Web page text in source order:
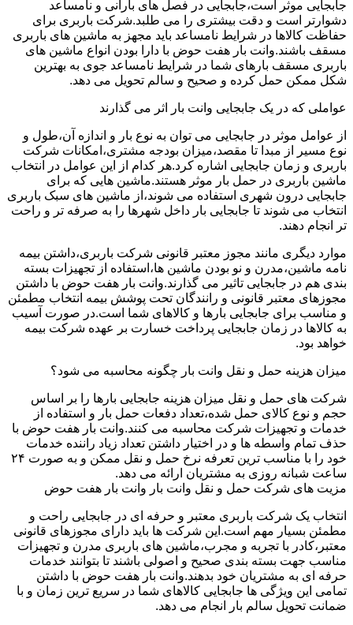
جابجایی موثر است،جابجایی در فصل های بارانی و نامساعد
دشوارتر است و دقت بیشتری را می طلبد.شرکت باربری برای
حفاظت کالاها در شرایط نامساعد باید مجهز به ماشین های باربری
مسقف باشند.وانت بار هفت حوض با دارا بودن انواع ماشین های
باربری مسقف بارهای شما در شرایط نامساعد جوی به بهترین
شکل ممکن حمل کرده و صحیح و سالم تحویل می دهد.
عواملی که در یک جابجایی وانت بار اثر می گذارند
از عوامل موثر در جابجایی می توان به نوع بار و اندازه آن،طول و
نوع مسیر از مبدا تا مقصد،میزان بودجه مشتری،امکانات شرکت
باربری و زمان جابجایی اشاره کرد.هر کدام از این عوامل در انتخاب
ماشین باربری در حمل بار موثر هستند.ماشین هایی که برای
جابجایی درون شهری استفاده می شوند،از ماشین های سبک باربری
انتخاب می شوند تا جابجایی بار داخل شهرها را به صرفه تر و راحت
تر انجام دهند.
موارد دیگری مانند مجوز معتبر قانونی شرکت باربری،داشتن بیمه
نامه ماشین،مدرن و نو بودن ماشین ها،استفاده از تجهیزات بسته
بندی هم در جابجایی تاثیر می گذارند.وانت بار هفت حوض با داشتن
مجوزهای معتبر قانونی و رانندگان تحت پوشش بیمه انتخاب مطمئن
و مناسب برای جابجایی بارها و کالاهای شما است.در صورت آسیب
به کالاها در زمان جابجایی پرداخت خسارت بر عهده شرکت بیمه
خواهد بود.
میزان هزینه حمل و نقل وانت بار چگونه محاسبه می شود؟
شرکت های حمل و نقل میزان هزینه جابجایی بارها را بر اساس
حجم و نوع کالای حمل شده،تعداد دفعات حمل بار و استفاده از
خدمات و تجهیزات شرکت محاسبه می کنند.وانت بار هفت حوض با
حذف تمام واسطه ها و در اختیار داشتن تعداد زیاد راننده خدمات
خود را با مناسب ترین تعرفه نرخ حمل و نقل ممکن و به صورت ۲۴
ساعت شبانه روزی به مشتریان ارائه می دهد.
مزیت های شرکت حمل و نقل وانت بار وانت بار هفت حوض
انتخاب یک شرکت باربری معتبر و حرفه ای در جابجایی راحت و
مطمئن بسیار مهم است.این شرکت ها باید دارای مجوزهای قانونی
معتبر،کادر با تجربه و مجرب،ماشین های باربری مدرن و تجهیزات
مناسب جهت بسته بندی صحیح و اصولی باشند تا بتوانند خدمات
حرفه ای به مشتریان خود بدهند.وانت بار هفت حوض با داشتن
تمامی این ویژگی ها جابجایی کالاهای شما در سریع ترین زمان و با
ضمانت تحویل سالم بار انجام می دهد.